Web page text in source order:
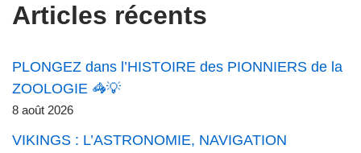
Articles récents
PLONGEZ dans l’HISTOIRE des PIONNIERS de la
ZOOLOGIE 🦓💡
8 août 2026
VIKINGS : L’ASTRONOMIE, NAVIGATION